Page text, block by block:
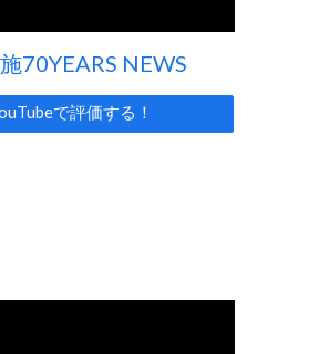
70YEARS NEWS
で評価する！